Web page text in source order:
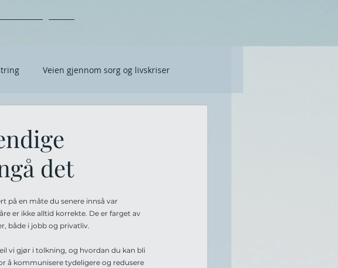
Veien gjennom sorg og livskriser
det
på en måte du senere innså var
er ikke alltid korrekte. De er farget av
både i jobb og privatliv.
vi gjør i tolkning, og hvordan du kan bli
å kommunisere tydeligere og redusere